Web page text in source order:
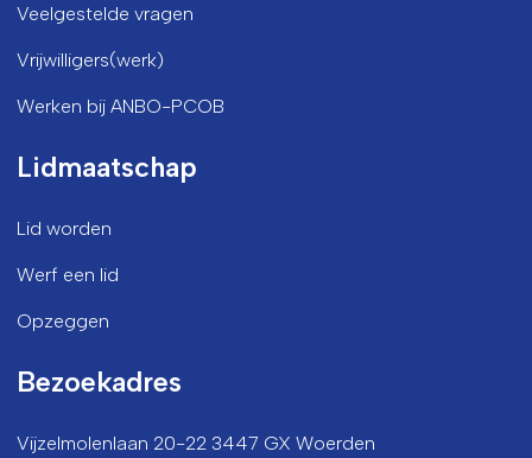
Veelgestelde vragen
Vrijwilligers(werk)
Werken bij ANBO-PCOB
Lidmaatschap
Lid worden
Werf een lid
Opzeggen
Bezoekadres
Vijzelmolenlaan 20-22 3447 GX Woerden